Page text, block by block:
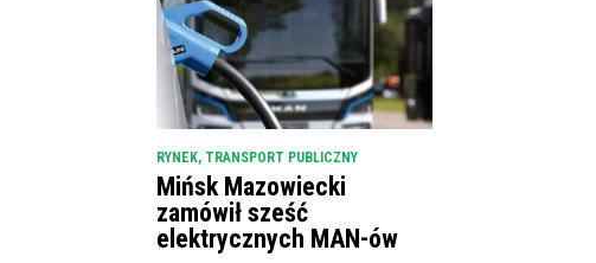
RYNEK, TRANSPORT PUBLICZNY
Mińsk Mazowiecki
zamówił sześć
elektrycznych MAN-ów